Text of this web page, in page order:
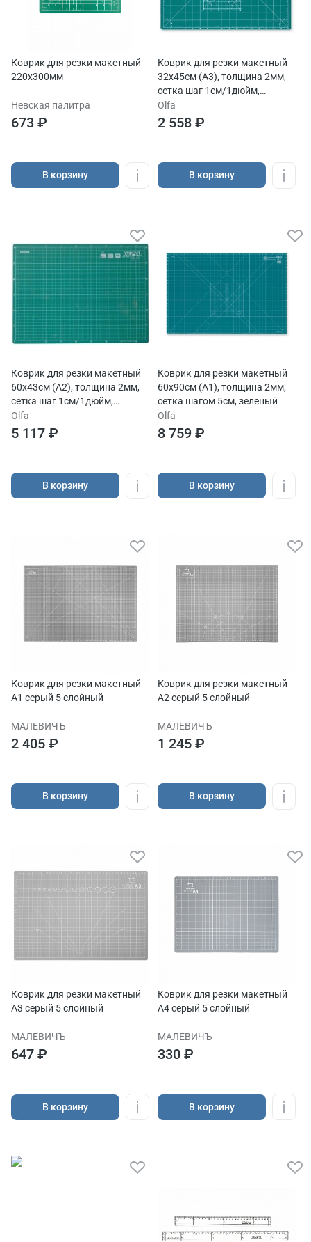
Коврик для резки макетный
220х300мм
Невская палитра
673 ₽
В корзину
Коврик для резки макетный
32х45см (А3), толщина 2мм,
сетка шаг 1см/1дюйм,
зеленый
Olfa
2 558 ₽
В корзину
Коврик для резки макетный
60х43см (А2), толщина 2мм,
сетка шаг 1см/1дюйм,
зеленый
Olfa
5 117 ₽
В корзину
Коврик для резки макетный
60х90см (А1), толщина 2мм,
сетка шагом 5см, зеленый
Olfa
8 759 ₽
В корзину
Коврик для резки макетный
А1 серый 5 слойный
МАЛЕВИЧЪ
2 405 ₽
В корзину
Коврик для резки макетный
А2 серый 5 слойный
МАЛЕВИЧЪ
1 245 ₽
В корзину
Коврик для резки макетный
А3 серый 5 слойный
МАЛЕВИЧЪ
647 ₽
В корзину
Коврик для резки макетный
А4 серый 5 слойный
МАЛЕВИЧЪ
330 ₽
В корзину